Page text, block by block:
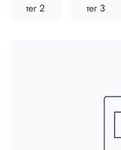
тег 2 тег 3